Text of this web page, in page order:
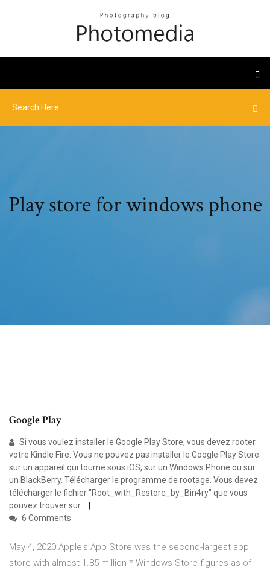
Play store for windows phone
Google Play
Si vous voulez installer le Google Play Store, vous devez rooter
votre Kindle Fire. Vous ne pouvez pas installer le Google Play Store
sur un appareil qui tourne sous iOS, sur un Windows Phone ou sur
un BlackBerry. Télécharger le programme de rootage. Vous devez
télécharger le fichier "Root_with_Restore_by_Bin4ry" que vous
pouvez trouver sur
6 Comments
May 4, 2020 Apple's App Store was the second-largest app
store with almost 1.85 million * Windows Store figures as of